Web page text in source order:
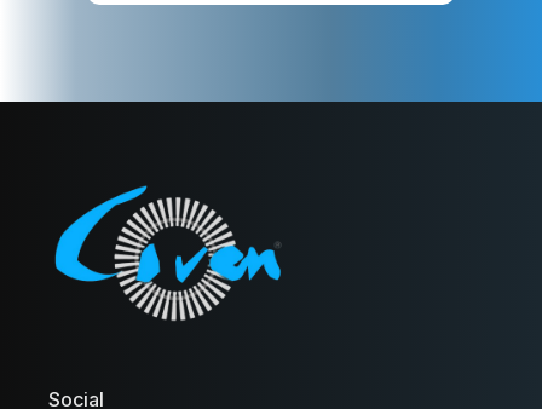
Social